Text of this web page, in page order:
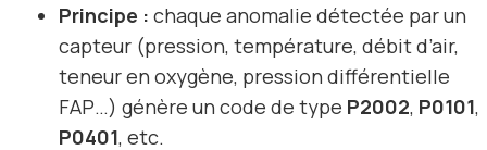
Principe : chaque anomalie détectée par un
capteur (pression, température, débit d’air,
teneur en oxygène, pression différentielle
FAP…) génère un code de type P2002, P0101,
P0401, etc.